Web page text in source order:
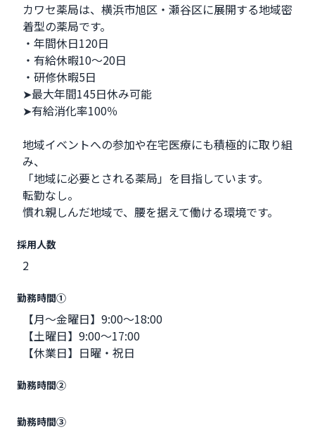
カワセ薬局は、横浜市旭区・瀬谷区に展開する地域密
着型の薬局です。
・年間休日120日
・有給休暇10～20日
・研修休暇5日
➤最大年間145日休み可能
➤有給消化率100％
地域イベントへの参加や在宅医療にも積極的に取り組
み、
「地域に必要とされる薬局」を目指しています。
転勤なし。
慣れ親しんだ地域で、腰を据えて働ける環境です。
採用人数
2
勤務時間①
【月～金曜日】9:00～18:00
【土曜日】9:00～17:00
【休業日】日曜・祝日
勤務時間②
勤務時間③